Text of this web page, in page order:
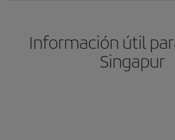
Información útil
Singapur